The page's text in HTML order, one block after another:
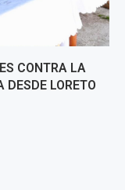
CONTRA LA
LORETO